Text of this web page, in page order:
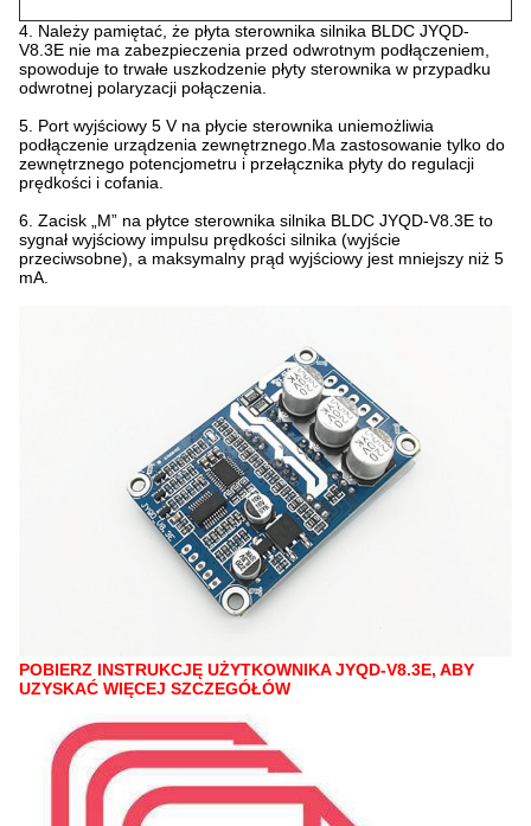
4. Należy pamiętać, że płyta sterownika silnika BLDC JYQD-
V8.3E nie ma zabezpieczenia przed odwrotnym podłączeniem,
spowoduje to trwałe uszkodzenie płyty sterownika w przypadku
odwrotnej polaryzacji połączenia.
5. Port wyjściowy 5 V na płycie sterownika uniemożliwia
podłączenie urządzenia zewnętrznego.Ma zastosowanie tylko do
zewnętrznego potencjometru i przełącznika płyty do regulacji
prędkości i cofania.
6. Zacisk „M” na płytce sterownika silnika BLDC JYQD-V8.3E to
sygnał wyjściowy impulsu prędkości silnika (wyjście
przeciwsobne), a maksymalny prąd wyjściowy jest mniejszy niż 5
mA.
POBIERZ INSTRUKCJĘ UŻYTKOWNIKA JYQD-V8.3E, ABY
UZYSKAĆ ​​WIĘCEJ SZCZEGÓŁÓW